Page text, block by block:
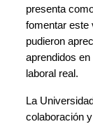
presenta
fomentar este
pudieron
aprendidos
laboral real.
La
colaboración